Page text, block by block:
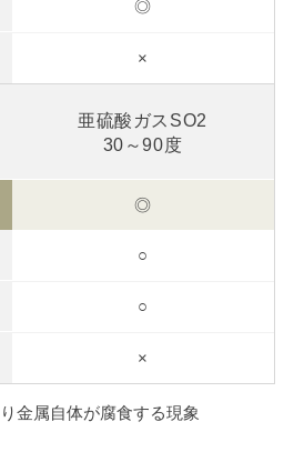
◎
×
亜硫酸ガスSO2
30～90度
◎
○
○
×
金属自体が腐食する現象